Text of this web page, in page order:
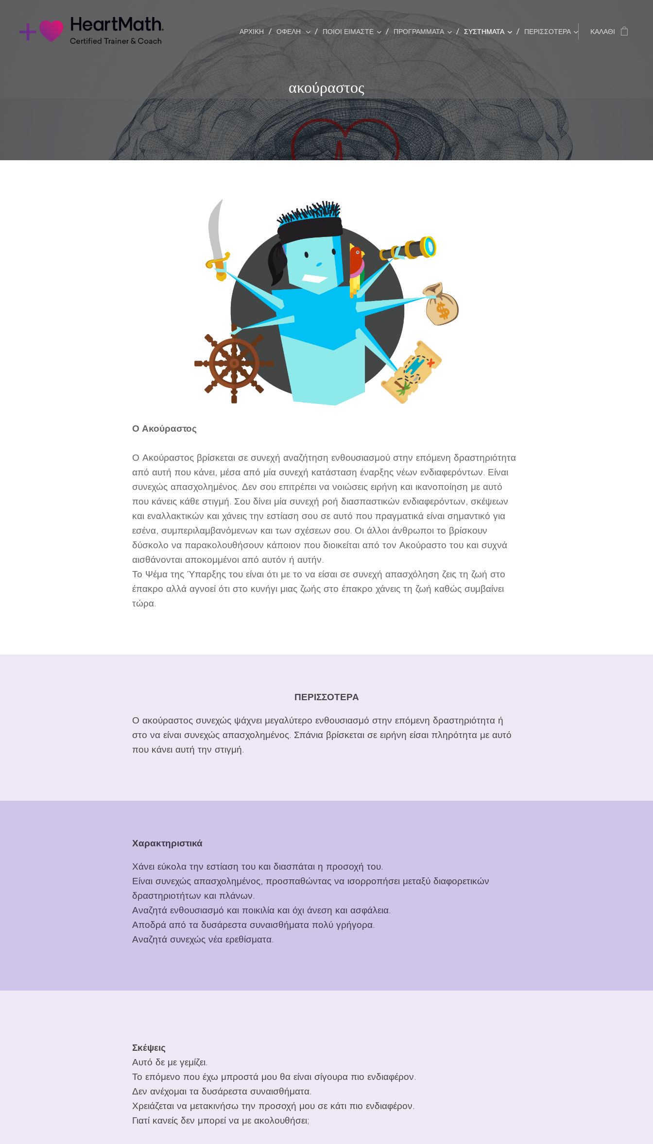
ΑΡΧΙΚΗ ΟΦΕΛΗ ΠΟΙΟΙ ΕΙΜΑΣΤΕ ΠΡΟΓΡΆΜΜΑΤΑ ΣΥΣΤΗΜΑΤΑ ΠΕΡΙΣΣΌΤΕΡΑ ΚΑΛΆΘΙ
ακούραστος
Ο Ακούραστος
Ο Ακούραστος βρίσκεται σε συνεχή αναζήτηση ενθουσιασμού στην επόμενη δραστηριότητα
από αυτή που κάνει, μέσα από μία συνεχή κατάσταση έναρξης νέων ενδιαφερόντων. Είναι
συνεχώς απασχολημένος. Δεν σου επιτρέπει να νοιώσεις ειρήνη και ικανοποίηση με αυτό
που κάνεις κάθε στιγμή. Σου δίνει μία συνεχή ροή διασπαστικών ενδιαφερόντων, σκέψεων
και εναλλακτικών και χάνεις την εστίαση σου σε αυτό που πραγματικά είναι σημαντικό για
εσένα, συμπεριλαμβανόμενων και των σχέσεων σου. Οι άλλοι άνθρωποι το βρίσκουν
δύσκολο να παρακολουθήσουν κάποιον που διοικείται από τον Ακούραστο του και συχνά
αισθάνονται αποκομμένοι από αυτόν ή αυτήν.
Το Ψέμα της Ύπαρξης του είναι ότι με το να είσαι σε συνεχή απασχόληση ζεις τη ζωή στο
έπακρο αλλά αγνοεί ότι στο κυνήγι μιας ζωής στο έπακρο χάνεις τη ζωή καθώς συμβαίνει
τώρα.
ΠΕΡΙΣΣΟΤΕΡΑ
Ο ακούραστος συνεχώς ψάχνει μεγαλύτερο ενθουσιασμό στην επόμενη δραστηριότητα ή
στο να είναι συνεχώς απασχολημένος. Σπάνια βρίσκεται σε ειρήνη είσαι πληρότητα με αυτό
που κάνει αυτή την στιγμή.
Χαρακτηριστικά
Χάνει εύκολα την εστίαση του και διασπάται η προσοχή του.
Είναι συνεχώς απασχολημένος, προσπαθώντας να ισορροπήσει μεταξύ διαφορετικών
δραστηριοτήτων και πλάνων.
Αναζητά ενθουσιασμό και ποικιλία και όχι άνεση και ασφάλεια.
Αποδρά από τα δυσάρεστα συναισθήματα πολύ γρήγορα.
Αναζητά συνεχώς νέα ερεθίσματα.
Σκέψεις
Αυτό δε με γεμίζει.
Το επόμενο που έχω μπροστά μου θα είναι σίγουρα πιο ενδιαφέρον.
Δεν ανέχομαι τα δυσάρεστα συναισθήματα.
Χρειάζεται να μετακινήσω την προσοχή μου σε κάτι πιο ενδιαφέρον.
Γιατί κανείς δεν μπορεί να με ακολουθήσει;